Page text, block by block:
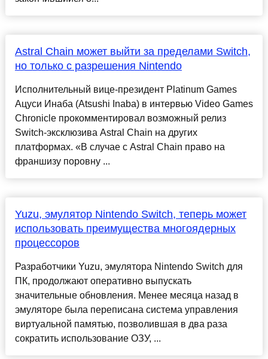
Astral Chain может выйти за пределами Switch,
но только с разрешения Nintendo
Исполнительный вице-президент Platinum Games
Ацуси Инаба (Atsushi Inaba) в интервью Video Games
Chronicle прокомментировал возможный релиз
Switch-эксклюзива Astral Chain на других
платформах. «В случае с Astral Chain право на
франшизу поровну ...
Yuzu, эмулятор Nintendo Switch, теперь может
использовать преимущества многоядерных
процессоров
Разработчики Yuzu, эмулятора Nintendo Switch для
ПК, продолжают оперативно выпускать
значительные обновления. Менее месяца назад в
эмуляторе была переписана система управления
виртуальной памятью, позволившая в два раза
сократить использование ОЗУ, ...